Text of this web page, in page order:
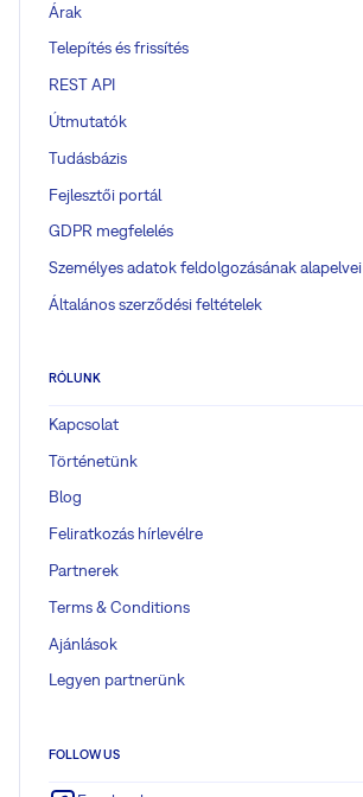
Árak
Telepítés és frissítés
REST API
Útmutatók
Tudásbázis
Fejlesztői portál
GDPR megfelelés
Személyes adatok feldolgozásának alapelvei
Általános szerződési feltételek
RÓLUNK
Kapcsolat
Történetünk
Blog
Feliratkozás hírlevélre
Partnerek
Terms & Conditions
Ajánlások
Legyen partnerünk
FOLLOW US